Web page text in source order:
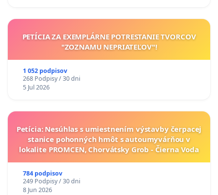
PETÍCIA ZA EXEMPLÁRNE POTRESTANIE TVORCOV
"ZOZNAMU NEPRIATEĽOV"!
1 052 podpisov
268 Podpisy / 30 dni
5 Jul 2026
Petícia: Nesúhlas s umiestnením výstavby čerpacej
stanice pohonných hmôt s autoumyvárňou v
lokalite PROMCEN, Chorvátsky Grob - Čierna Voda
784 podpisov
249 Podpisy / 30 dni
8 Jun 2026